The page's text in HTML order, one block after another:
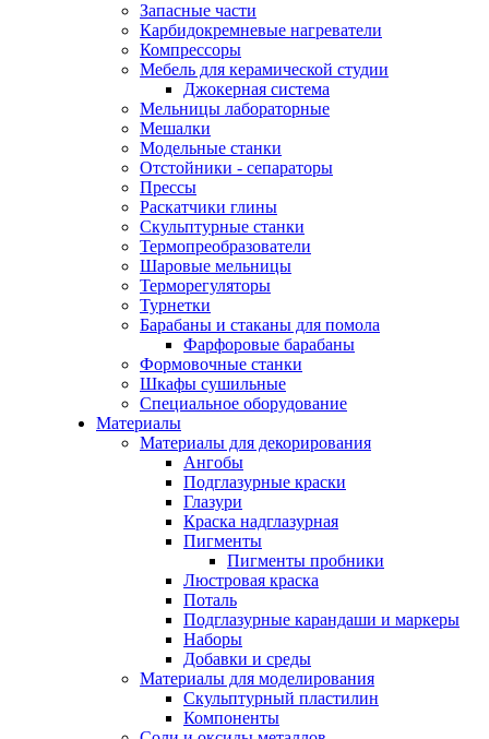
Запасные части
Карбидокремневые нагреватели
Компрессоры
Мебель для керамической студии
Джокерная система
Мельницы лабораторные
Мешалки
Модельные станки
Отстойники - сепараторы
Прессы
Раскатчики глины
Скульптурные станки
Термопреобразователи
Шаровые мельницы
Терморегуляторы
Турнетки
Барабаны и стаканы для помола
Фарфоровые барабаны
Формовочные станки
Шкафы сушильные
Специальное оборудование
Материалы
Материалы для декорирования
Ангобы
Подглазурные краски
Глазури
Краска надглазурная
Пигменты
Пигменты пробники
Люстровая краска
Поталь
Подглазурные карандаши и маркеры
Наборы
Добавки и среды
Материалы для моделирования
Скульптурный пластилин
Компоненты